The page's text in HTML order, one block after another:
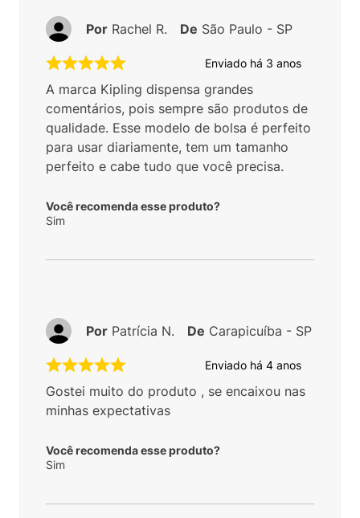
Enviado há 3 anos
A marca Kipling dispensa grandes
comentários, pois sempre são produtos de
qualidade. Esse modelo de bolsa é perfeito
para usar diariamente, tem um tamanho
perfeito e cabe tudo que você precisa.
Você recomenda esse produto?
Sim
Por Rachel R. De São Paulo - SP
Enviado há 4 anos
Gostei muito do produto , se encaixou nas
minhas expectativas
Você recomenda esse produto?
Sim
Por Patrícia N. De Carapicuíba - SP